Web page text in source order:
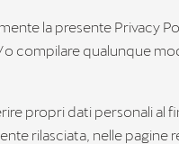
la presente Privacy
compilare qualunque
propri dati personali al
rilasciata, nelle pagine